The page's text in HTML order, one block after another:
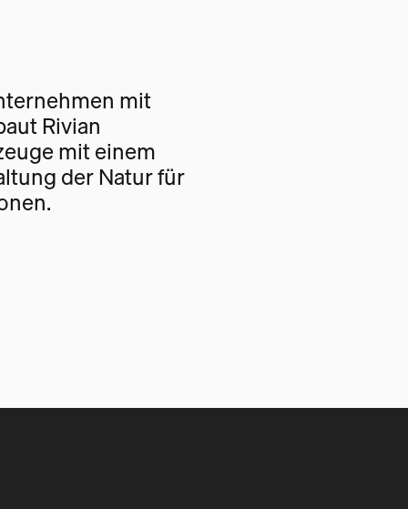
mit
Rivian
mit einem
der Natur für